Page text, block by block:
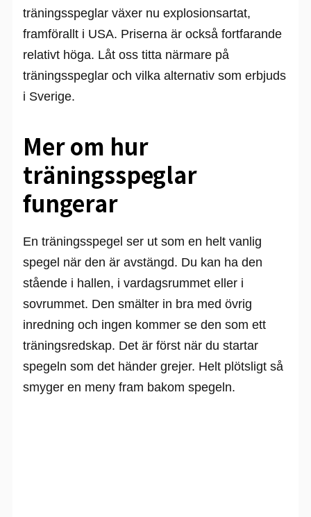
träningsspeglar växer nu explosionsartat,
framförallt i USA. Priserna är också fortfarande
relativt höga. Låt oss titta närmare på
träningsspeglar och vilka alternativ som erbjuds
i Sverige.
Mer om hur
träningsspeglar
fungerar
En träningsspegel ser ut som en helt vanlig
spegel när den är avstängd. Du kan ha den
stående i hallen, i vardagsrummet eller i
sovrummet. Den smälter in bra med övrig
inredning och ingen kommer se den som ett
träningsredskap. Det är först när du startar
spegeln som det händer grejer. Helt plötsligt så
smyger en meny fram bakom spegeln.